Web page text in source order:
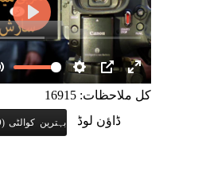
کل ملاحظات: 16915
ڈاؤن لوڈ
بہترین کوالٹی (HD)